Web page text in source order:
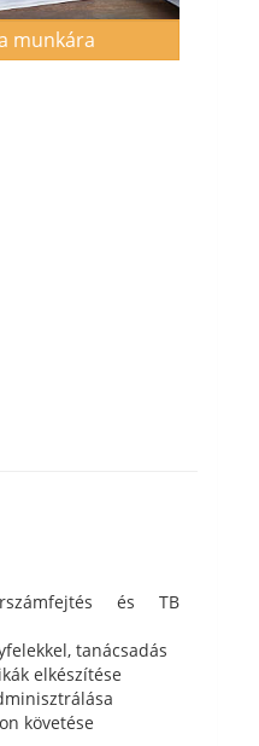
munkára
és TB
tanácsadás
elkészítése
követése